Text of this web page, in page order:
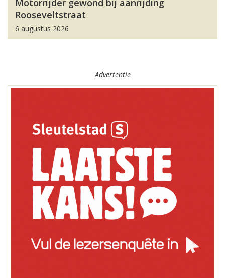
Motorrijder gewond bij aanrijding
Rooseveltstraat
6 augustus 2026
Advertentie